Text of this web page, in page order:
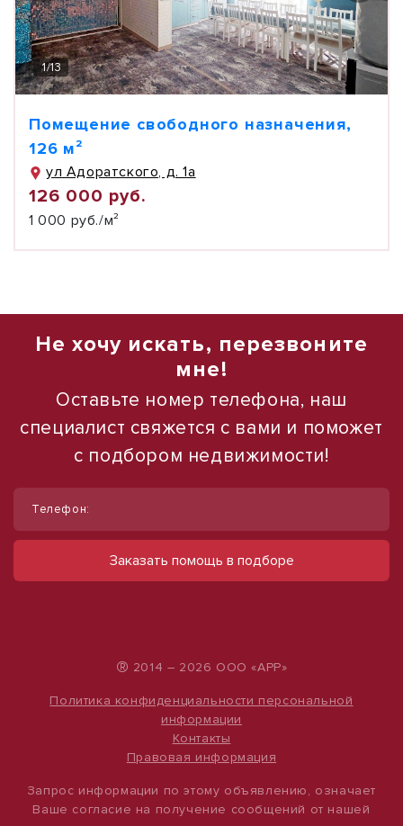
1/13
Помещение свободного назначения,
126 м²
ул Адоратского, д. 1а
126 000 руб.
1 000 руб./м²
Не хочу искать, перезвоните
мне!
Оставьте номер телефона, наш
специалист свяжется с вами и поможет
с подбором недвижимости!
Телефон:
Заказать помощь в подборе
® 2014 – 2026 ООО «АРР»
Политика конфиденциальности персональной
информации
Контакты
Правовая информация
Запрос информации по этому объявлению, означает
Ваше согласие на получение сообщений от нашей